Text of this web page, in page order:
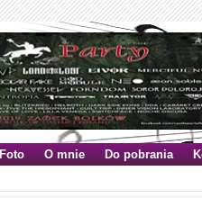
Foto O mnie Do pobrania